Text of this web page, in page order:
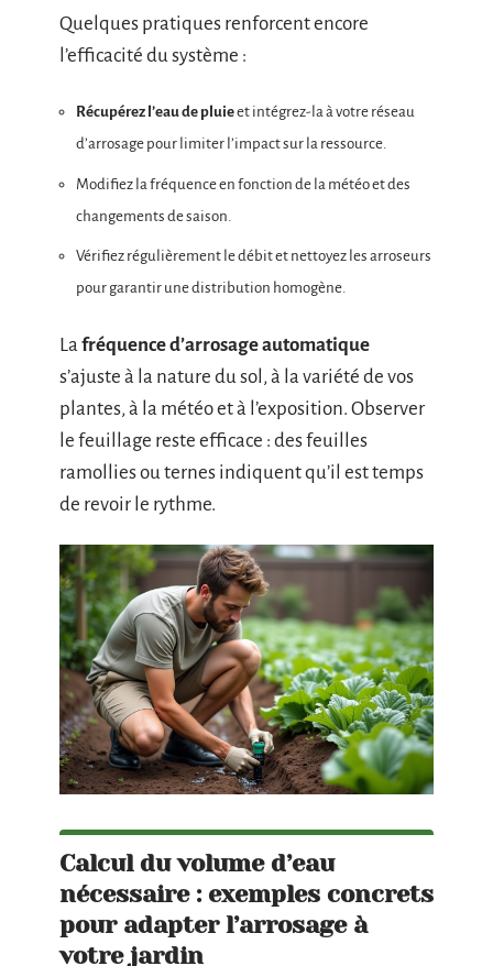
Quelques pratiques renforcent encore
l’efficacité du système :
Récupérez l’eau de pluieet intégrez-la à votre réseau
d’arrosage pour limiter l’impact sur la ressource.
Modifiez la fréquence en fonction de la météo et des
changements de saison.
Vérifiez régulièrement le débit et nettoyez les arroseurs
pour garantir une distribution homogène.
La fréquence d’arrosage automatique
s’ajuste à la nature du sol, à la variété de vos
plantes, à la météo et à l’exposition. Observer
le feuillage reste efficace : des feuilles
ramollies ou ternes indiquent qu’il est temps
de revoir le rythme.
Calcul du volume d’eau
nécessaire : exemples concrets
pour adapter l’arrosage à
votre jardin